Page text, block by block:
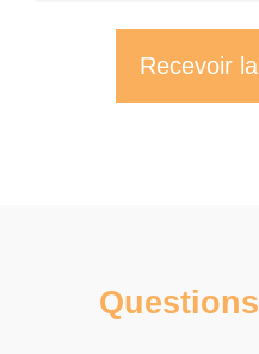
Questions